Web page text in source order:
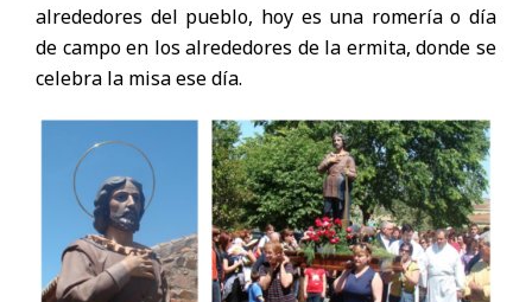
alrededores del pueblo, hoy es una romería o día
de campo en los alrededores de la ermita, donde se
celebra la misa ese día.